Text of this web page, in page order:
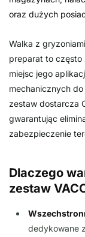
oraz dużych
Walka z
preparat to często
miejsc jego
mechanicznych
zestaw dostarcza
gwarantując
zabezpieczenie
Dlaczego
zestaw
dedykowane